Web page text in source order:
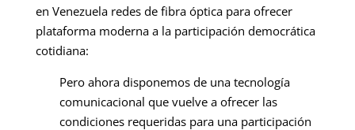
en Venezuela redes de fibra óptica para ofrecer
plataforma moderna a la participación democrática
cotidiana:
Pero ahora disponemos de una tecnología
comunicacional que vuelve a ofrecer las
condiciones requeridas para una participación